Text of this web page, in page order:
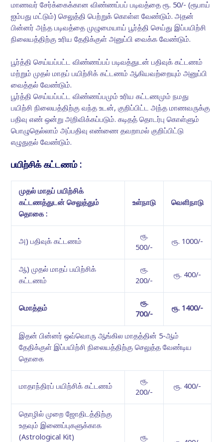
மாணவர் சேர்க்கைக்கான விண்ணப்பப் படிவத்தை ரூ. 50/- (ரூபாய்
ஐம்பது மட்டும்) செலுத்தி பெற்றுக் கொள்ள வேண்டும். அதன்
பின்னர் அந்த படிவத்தை முழுமையாய் பூர்த்தி செய்து இப்பயிற்சி
நிலையத்திற்கு உரிய தேதிக்குள் அனுப்பி வைக்க வேண்டும்.
பூர்த்தி செய்யப்பட்ட விண்ணப்பப் படிவத்துடன் பதிவுக் கட்டணம்
மற்றும் முதல் மாதப் பயிற்சிக் கட்டணம் ஆகியவற்றையும் அனுப்பி
வைத்தல் வேண்டும்.
பூர்த்தி செய்யப்பட்ட விண்ணப்பமும் உரிய கட்டணமும் நமது
பயிற்சி நிலையத்திற்கு வந்த உடன், குறிப்பிட்ட அந்த மாணவருக்கு
பதிவு எண் ஒன்று அறிவிக்கப்படும். கடிதத் தொடர்பு கொள்ளும்
பொழுதெல்லாம் அப்பதிவு எண்ணை தவறாமல் குறிப்பிட்டு
எழுதுதல் வேண்டும்.
பயிற்சிக் கட்டணம்:
முதல் மாதப் பயிற்சிக்
கட்டணத்துடன் செலுத்தும்
தொகை :
உள்நாடு வெளிநாடு
அ) பதிவுக் கட்டணம்
ரூ.
500/-
ரூ. 1000/-
ஆ) முதல் மாதப் பயிற்சிக்
கட்டணம்
ரூ.
200/-
ரூ. 400/-
மொத்தம்
ரூ.
700/-
ரூ. 1400/-
இதன் பின்னர் ஒவ்வொரு ஆங்கில மாதத்தின் 5-ஆம்
தேதிக்குள் இப்பயிற்சி நிலையத்திற்கு செலுத்த வேண்டிய
தொகை
மாதாந்திரப் பயிற்சிக் கட்டணம்
ரூ.
200/-
ரூ. 400/-
தொழில் முறை ஜோதிடத்திற்கு
உதவும் இணைப்புகளுக்காக
(Astrological Kit)
ரூ.